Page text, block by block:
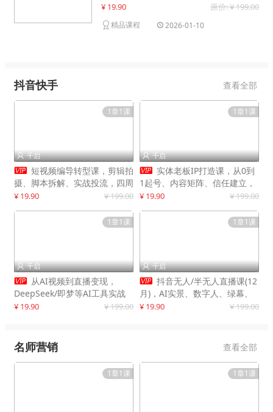
¥ 19.90 原价: ¥ 199.00
精品课程 2026-01-10
抖音快手 查看全部
1章1课
 千启
 短视频编导转型课，剪辑拍
摄、脚本拆解、实战投流，四周
系统教学，快速入行月入2w+
¥ 19.90 ¥ 199.00
1章1课
 千启
 实体老板IP打造课，从0到
1起号、内容矩阵、信任建立，
打造门店IP，稳定获客增收
¥ 19.90 ¥ 199.00
1章1课
 千启
 从AI视频到直播变现，
DeepSeek/即梦等AI工具实战
教学，生产爆款视频，打造高流
¥ 19.90 ¥ 199.00
1章1课
 千启
 抖音无人/半无人直播课(12
月)，AI实景、数字人、绿幕、
多种玩法、24小时自动盈利
¥ 19.90 ¥ 199.00
名师营销 查看全部
1章1课 1章1课